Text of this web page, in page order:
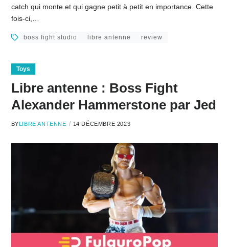
catch qui monte et qui gagne petit à petit en importance. Cette
fois-ci,…
boss fight studio libre antenne review
Toys
Libre antenne : Boss Fight
Alexander Hammerstone par Jed
BY LIBRE ANTENNE 14 DÉCEMBRE 2023